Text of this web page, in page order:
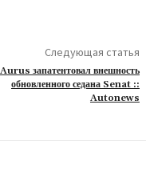
Следующая статья
Aurus запатентовал внешность
обновленного седана Senat ::
Autonews